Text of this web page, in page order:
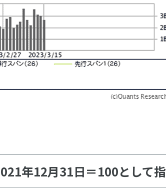
年12月31日＝100として指